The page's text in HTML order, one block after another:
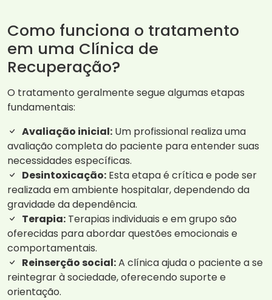
Como funciona o tratamento
em uma Clínica de
Recuperação?
O tratamento geralmente segue algumas etapas
fundamentais:
Avaliação inicial: Um profissional realiza uma
avaliação completa do paciente para entender suas
necessidades específicas.
Desintoxicação: Esta etapa é crítica e pode ser
realizada em ambiente hospitalar, dependendo da
gravidade da dependência.
Terapia: Terapias individuais e em grupo são
oferecidas para abordar questões emocionais e
comportamentais.
Reinserção social:A clínica ajuda o paciente a se
reintegrar à sociedade, oferecendo suporte e
orientação.